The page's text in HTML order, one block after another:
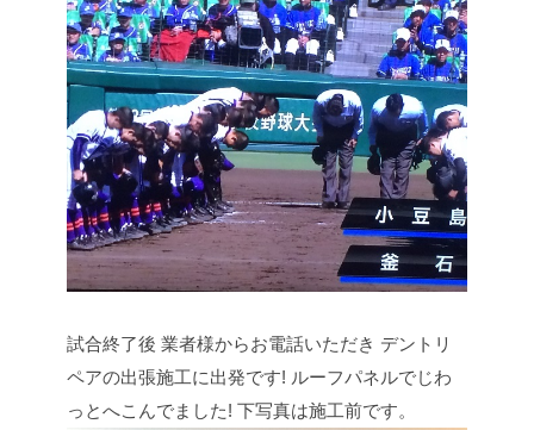
試合終了後 業者様からお電話いただき デントリ
ペアの出張施工に出発です! ルーフパネルでじわ
っとへこんでました! 下写真は施工前です。